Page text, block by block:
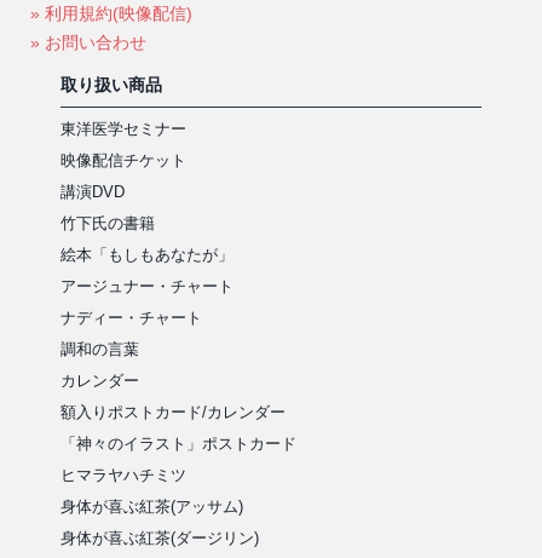
» 利用規約(映像配信)
» お問い合わせ
取り扱い商品
東洋医学セミナー
映像配信チケット
講演DVD
竹下氏の書籍
絵本「もしもあなたが」
アージュナー・チャート
ナディー・チャート
調和の言葉
カレンダー
額入りポストカード/カレンダー
「神々のイラスト」ポストカード
ヒマラヤハチミツ
身体が喜ぶ紅茶(アッサム)
身体が喜ぶ紅茶(ダージリン)